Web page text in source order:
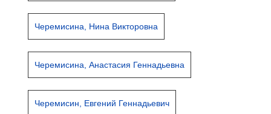
Черемисина, Нина Викторовна
Черемисина, Анастасия Геннадьевна
Черемисин, Евгений Геннадьевич